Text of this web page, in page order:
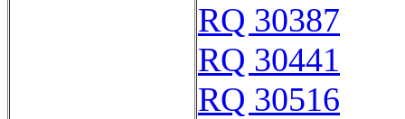
RQ 30387
RQ 30441
RQ 30516